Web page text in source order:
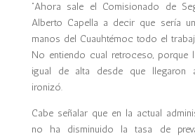
“Ahora sale el Comisionado de
Alberto Capella a decir que sería
manos del Cuauhtémoc todo el
No entiendo cual retroceso, porque
igual de alta desde que llegaron
ironizó.
Cabe señalar que en la actual
no ha disminuido la tasa de